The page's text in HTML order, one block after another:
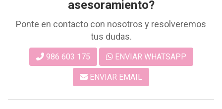
asesoramiento?
Ponte en contacto con nosotros y resolveremos
tus dudas.
986 603 175 ENVIAR WHATSAPP
ENVIAR EMAIL